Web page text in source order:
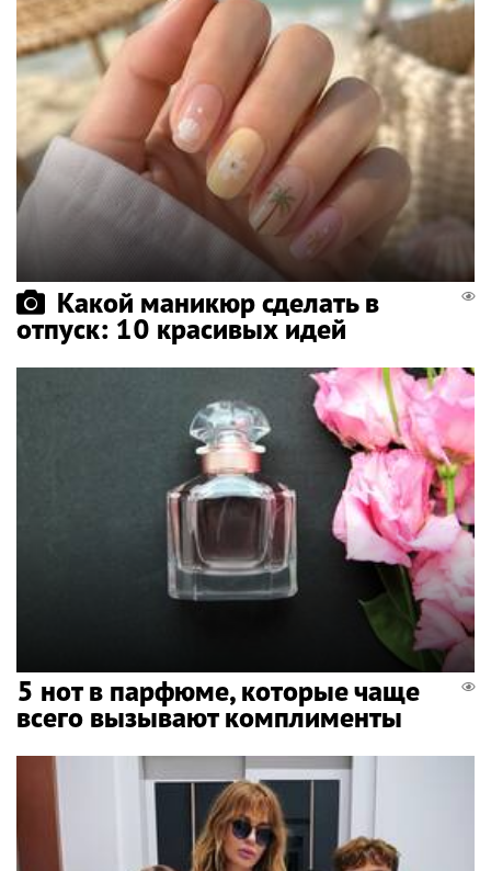
Какой маникюр сделать в
отпуск: 10 красивых идей
5 нот в парфюме, которые чаще
всего вызывают комплименты